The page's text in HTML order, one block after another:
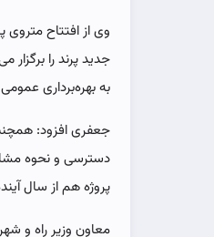
وی از افتتاح
جدید پرند را
به بهره‌برداری
جعفری افزود:
دسترسی و نحوه
پروژه هم از سال